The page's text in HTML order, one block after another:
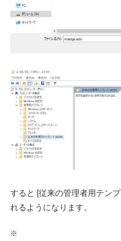
すると [従来の管理者用テン
れるようになります。
※